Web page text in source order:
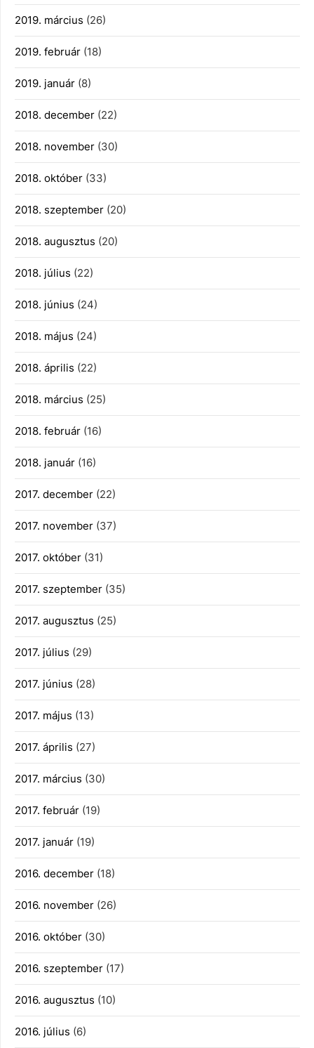
2019. március (26)
2019. február (18)
2019. január (8)
2018. december (22)
2018. november (30)
2018. október (33)
2018. szeptember (20)
2018. augusztus (20)
2018. július (22)
2018. június (24)
2018. május (24)
2018. április (22)
2018. március (25)
2018. február (16)
2018. január (16)
2017. december (22)
2017. november (37)
2017. október (31)
2017. szeptember (35)
2017. augusztus (25)
2017. július (29)
2017. június (28)
2017. május (13)
2017. április (27)
2017. március (30)
2017. február (19)
2017. január (19)
2016. december (18)
2016. november (26)
2016. október (30)
2016. szeptember (17)
2016. augusztus (10)
2016. július (6)